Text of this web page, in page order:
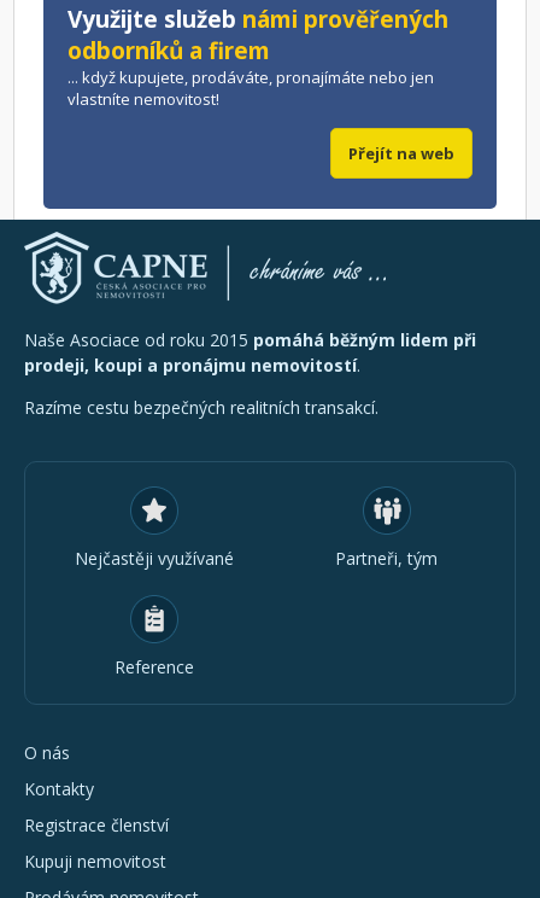
Využijte služeb námi prověřených
odborníků a firem
... když kupujete, prodáváte, pronajímáte nebo jen
vlastníte nemovitost!
Přejít na web
Naše Asociace od roku 2015 pomáhá běžným lidem při
prodeji, koupi a pronájmu nemovitostí.
Razíme cestu bezpečných realitních transakcí.
Nejčastěji využívané Partneři, tým
Reference
O nás
Kontakty
Registrace členství
Kupuji nemovitost